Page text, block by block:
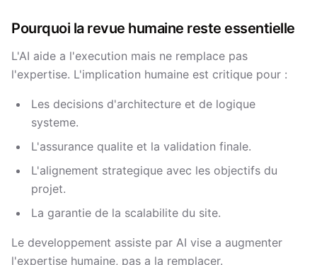
Pourquoi la revue humaine reste essentielle
L'AI aide a l'execution mais ne remplace pas
l'expertise. L'implication humaine est critique pour :
Les decisions d'architecture et de logique
systeme.
L'assurance qualite et la validation finale.
L'alignement strategique avec les objectifs du
projet.
La garantie de la scalabilite du site.
Le developpement assiste par AI vise a augmenter
l'expertise humaine, pas a la remplacer.